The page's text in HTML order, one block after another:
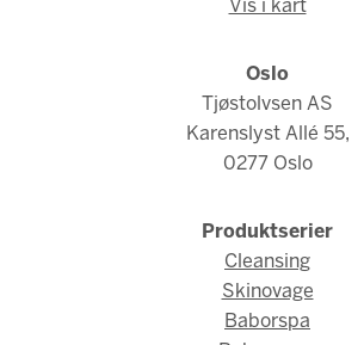
Vis i kart
Oslo
Tjøstolvsen AS
Karenslyst Allé 55,
0277 Oslo
Produktserier
Cleansing
Skinovage
Baborspa